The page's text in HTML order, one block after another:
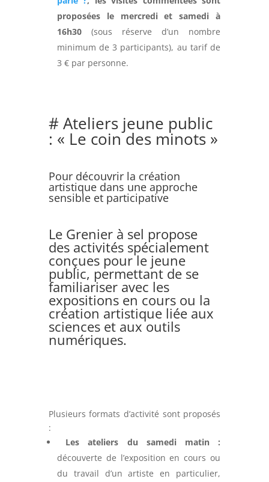
proposées le mercredi et samedi à
16h30 (sous réserve d’un nombre
minimum de 3 participants), au tarif de
3 € par personne.
# Ateliers jeune public
: « Le coin des minots »
Pour découvrir la création
artistique dans une approche
sensible et participative
Le Grenier à sel propose
des activités spécialement
conçues pour le jeune
public, permettant de se
familiariser avec les
expositions en cours ou la
création artistique liée aux
sciences et aux outils
numériques.
Plusieurs formats d’activité sont proposés
:
Les ateliers du samedi matin :
découverte de l’exposition en cours ou
du travail d’un artiste en particulier,